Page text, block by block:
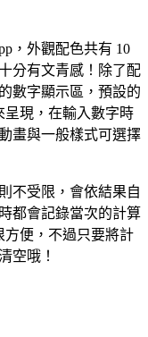
，外觀配色共有 10
分有文青感！除了配
數字顯示區，預設的
呈現，在輸入數字時
畫與一般樣式可選擇
不受限，會依結果自
都會記錄當次的計算
方便，不過只要將計
空哦！